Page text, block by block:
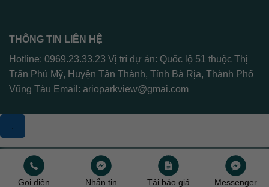
THÔNG TIN LIÊN HỆ
Hotline: 0969.23.33.23 Vị trí dự án: Quốc lộ 51 thuộc Thị
Trấn Phú Mỹ, Huyện Tân Thành, Tỉnh Bà Rịa, Thành Phố
Vũng Tàu Email: arioparkview@gmai.com
.
Copyright 2026 © Arioparkview
Gọi điện Nhắn tin Tải báo giá Messenger